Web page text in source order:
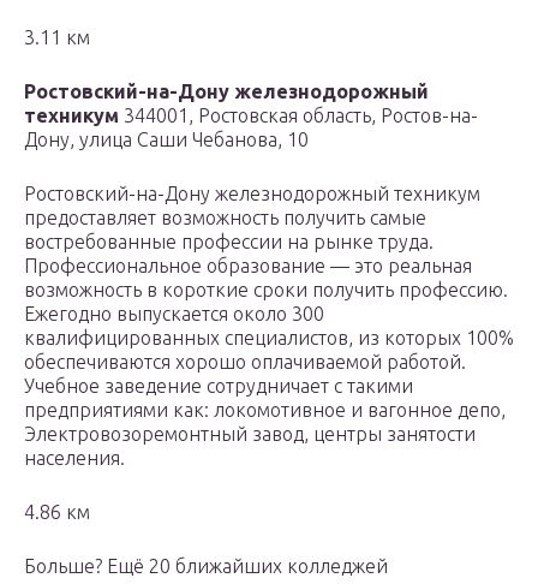
3.11 км
Ростовский-на-Дону железнодорожный
техникум 344001, Ростовская область, Ростов-на-
Дону, улица Саши Чебанова, 10
Ростовский-на-Дону железнодорожный техникум
предоставляет возможность получить самые
востребованные профессии на рынке труда.
Профессиональное образование — это реальная
возможность в короткие сроки получить профессию.
Ежегодно выпускается около 300
квалифицированных специалистов, из которых 100%
обеспечиваются хорошо оплачиваемой работой.
Учебное заведение сотрудничает с такими
предприятиями как: локомотивное и вагонное депо,
Электровозоремонтный завод, центры занятости
населения.
4.86 км
Больше? Ещё 20 ближайших колледжей